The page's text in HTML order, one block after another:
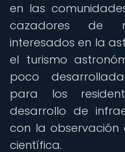
en las
cazadores de
interesados en la
el turismo
poco
para los
desarrollo de
con la observación
científica.